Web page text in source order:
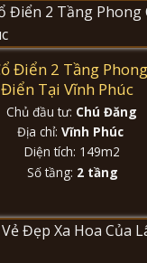
Điển 2 Tầng
Điển Tại Vĩnh Phúc
Chủ đầu tư: Chú Đăng
Địa chỉ: Vĩnh Phúc
Diện tích: 149m2
Số tầng: 2 tầng